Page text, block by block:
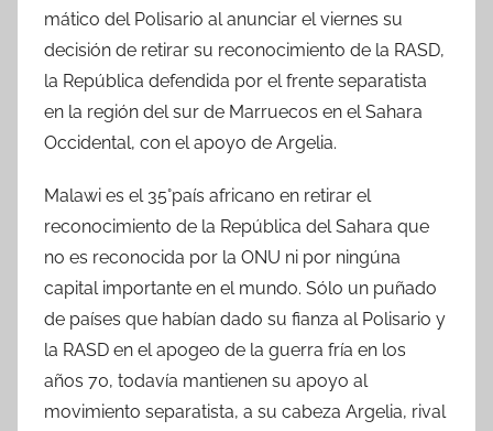
mático del Polisario al anunciar el viernes su
decisión de retirar su reconocimiento de la RASD,
la República defendida por el frente separatista
en la región del sur de Marruecos en el Sahara
Occidental, con el apoyo de Argelia.
Malawi es el 35°país africano en retirar el
reconocimiento de la República del Sahara que
no es reconocida por la ONU ni por ningúna
capital importante en el mundo. Sólo un puñado
de países que habían dado su fianza al Polisario y
la RASD en el apogeo de la guerra fría en los
años 70, todavía mantienen su apoyo al
movimiento separatista, a su cabeza Argelia, rival